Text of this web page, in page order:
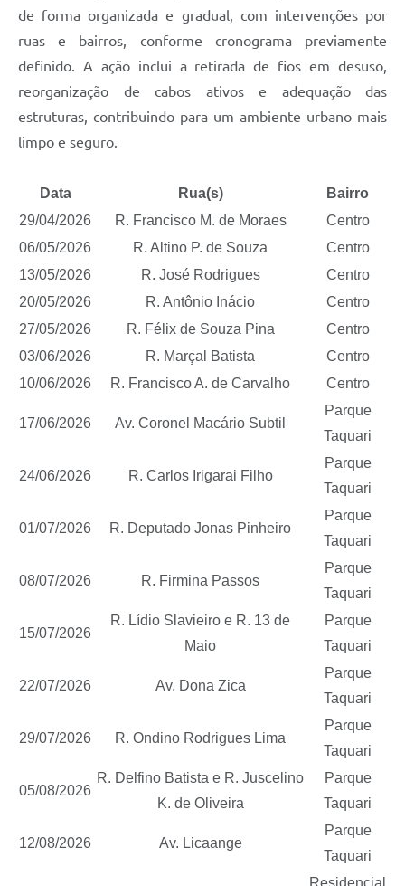
de forma organizada e gradual, com intervenções por
ruas e bairros, conforme cronograma previamente
definido. A ação inclui a retirada de fios em desuso,
reorganização de cabos ativos e adequação das
estruturas, contribuindo para um ambiente urbano mais
limpo e seguro.
Data Rua(s)
Bairro
29/04/2026
R. Francisco M. de Moraes
Centro
06/05/2026
R. Altino P. de Souza
Centro
13/05/2026
R. José Rodrigues
Centro
20/05/2026
R. Antônio Inácio
Centro
27/05/2026
R. Félix de Souza Pina
Centro
03/06/2026
R. Marçal Batista
Centro
10/06/2026
R. Francisco A. de Carvalho Centro
17/06/2026 Av. Coronel Macário Subtil
Parque
Taquari
24/06/2026 R. Carlos Irigarai Filho
Parque
Taquari
01/07/2026 R. Deputado Jonas Pinheiro
Parque
Taquari
08/07/2026 R. Firmina Passos
Parque
Taquari
15/07/2026
R. Lídio Slavieiro e R. 13 de
Maio
Parque
Taquari
22/07/2026 Av. Dona Zica
Parque
Taquari
29/07/2026 R. Ondino Rodrigues Lima
Parque
Taquari
05/08/2026
R. Delfino Batista e R. Juscelino
K. de Oliveira
Parque
Taquari
12/08/2026 Av. Licaange
Parque
Taquari
Residencial